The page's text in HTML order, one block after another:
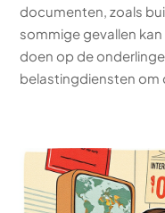
documenten, zoals
sommige gevallen
doen op de
belastingdiensten om